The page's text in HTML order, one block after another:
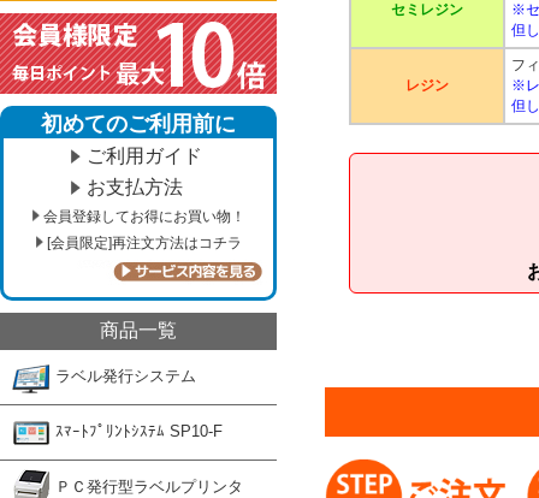
初めてのご利用前に
ご利用ガイド
お支払方法
会員登録してお得にお買い物！
[会員限定]再注文方法はコチラ
商品一覧
ラベル発行システム
ｽﾏｰﾄﾌﾟﾘﾝﾄｼｽﾃﾑ SP10-F
ＰＣ発行型ラベルプリンタ
セミレジン
※セ
但
レジン
フ
※レ
但